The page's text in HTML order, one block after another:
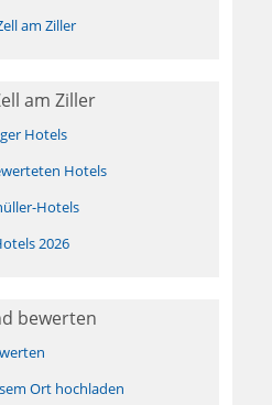
am Ziller
am Ziller
Hotels
Hotels
Hotels
2026
bewerten
Ort hochladen